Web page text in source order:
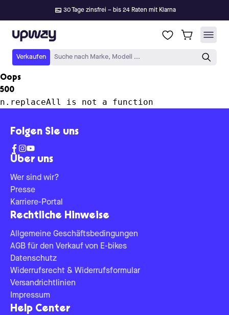
30 Tage zinsfrei – bis 24 Raten mit Klarna
Upway
Verkaufen Suche nach Marke, Modell ...
Oops
500
n.replaceAll is not a function
Über uns
Wer sind wir?
Presse
Karriere-Portal
Rechtliche Hinweise
Allgemeine Geschäftsbedingungen
AGB für den Verkauf von E-bikes
Datenschutz
Widerrufsrecht & Widerrufsformular
Versandrichtlinien
Impressum
Help Center
Folgen Sie uns